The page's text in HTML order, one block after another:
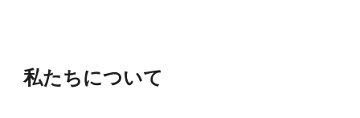
私たちについて